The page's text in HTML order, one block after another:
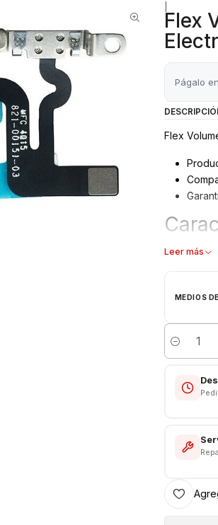
Flex
Págalo en
Flex
Flex
Consulta
Leer más
MEDIOS
Cantidad